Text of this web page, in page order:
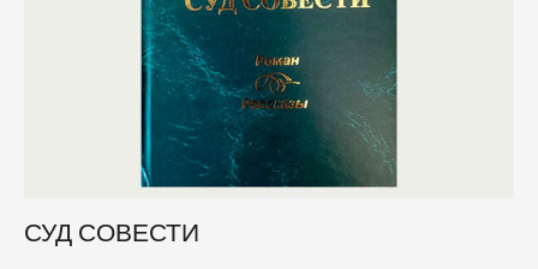
СУД СОВЕСТИ